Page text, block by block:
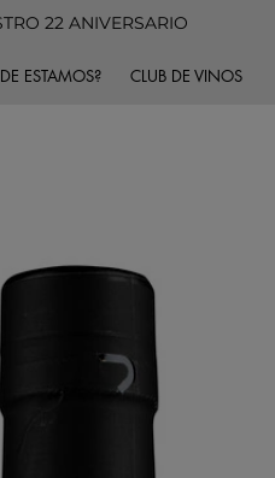
22 ANIVERSARIO
ESTAMOS? CLUB DE VINOS